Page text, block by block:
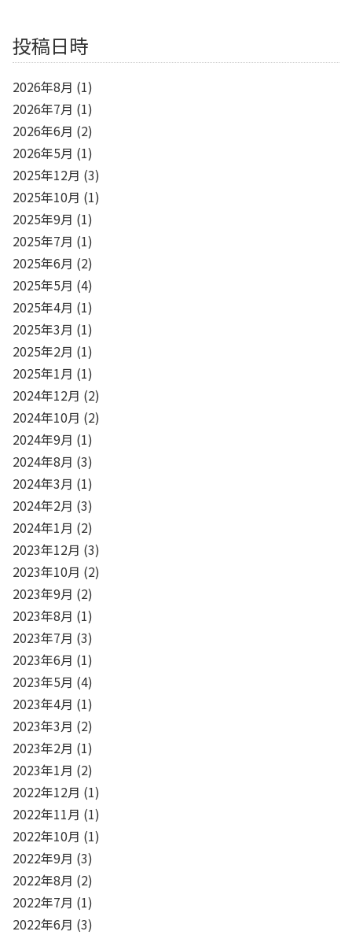
投稿日時
2026年8月 (1)
2026年7月 (1)
2026年6月 (2)
2026年5月 (1)
2025年12月 (3)
2025年10月 (1)
2025年9月 (1)
2025年7月 (1)
2025年6月 (2)
2025年5月 (4)
2025年4月 (1)
2025年3月 (1)
2025年2月 (1)
2025年1月 (1)
2024年12月 (2)
2024年10月 (2)
2024年9月 (1)
2024年8月 (3)
2024年3月 (1)
2024年2月 (3)
2024年1月 (2)
2023年12月 (3)
2023年10月 (2)
2023年9月 (2)
2023年8月 (1)
2023年7月 (3)
2023年6月 (1)
2023年5月 (4)
2023年4月 (1)
2023年3月 (2)
2023年2月 (1)
2023年1月 (2)
2022年12月 (1)
2022年11月 (1)
2022年10月 (1)
2022年9月 (3)
2022年8月 (2)
2022年7月 (1)
2022年6月 (3)